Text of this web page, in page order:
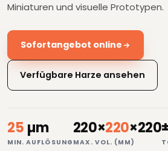
Miniaturen und visuelle Prototypen.
Sofortangebot online
Verfügbare Harze ansehen
25 µm
MIN. AUFLÖSUNG
220×220×220
MAX. VOL. (MM)
±